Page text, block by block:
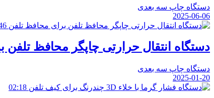
دستگاه چاپ سه بعدی
2025-06-06
دستگاه انتقال حرارتی چاپگر محافظ تلفن
دستگاه چاپ سه بعدی
2025-01-20
02:18